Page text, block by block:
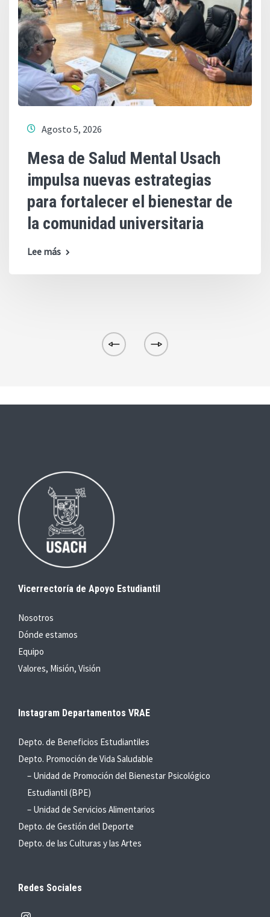
Agosto 5, 2026
Mesa de Salud Mental Usach
impulsa nuevas estrategias
para fortalecer el bienestar de
la comunidad universitaria
Lee más
Vicerrectoría de Apoyo Estudiantil
Nosotros
Dónde estamos
Equipo
Valores, Misión, Visión
Instagram Departamentos VRAE
Depto. de Beneficios Estudiantiles
Depto. Promoción de Vida Saludable
– Unidad de Promoción del Bienestar Psicológico
Estudiantil (BPE)
– Unidad de Servicios Alimentarios
Depto. de Gestión del Deporte
Depto. de las Culturas y las Artes
Redes Sociales